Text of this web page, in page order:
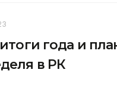
года и
в РК